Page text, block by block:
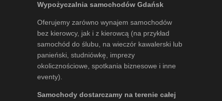
Wypożyczalnia samochodów Gdańsk
Oferujemy zarówno wynajem samochodów
bez kierowcy, jak i z kierowcą (na przykład
samochód do ślubu, na wieczór kawalerski lub
panieński, studniówkę, imprezy
okolicznościowe, spotkania biznesowe i inne
eventy).
Samochody dostarczamy na terenie całej